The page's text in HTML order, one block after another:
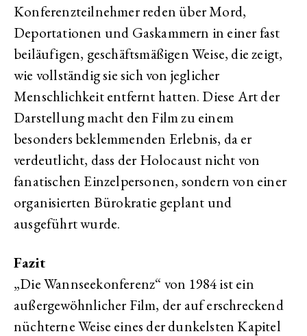
Konferenzteilnehmer reden über Mord,
Deportationen und Gaskammern in einer fast
beiläufigen, geschäftsmäßigen Weise, die zeigt,
wie vollständig sie sich von jeglicher
Menschlichkeit entfernt hatten. Diese Art der
Darstellung macht den Film zu einem
besonders beklemmenden Erlebnis, da er
verdeutlicht, dass der Holocaust nicht von
fanatischen Einzelpersonen, sondern von einer
organisierten Bürokratie geplant und
ausgeführt wurde.
Fazit
„Die Wannseekonferenz“ von 1984 ist ein
außergewöhnlicher Film, der auf erschreckend
nüchterne Weise eines der dunkelsten Kapitel